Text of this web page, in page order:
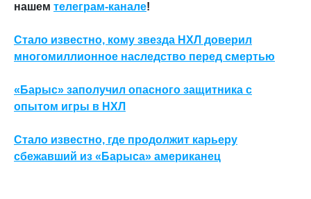
нашем телеграм-канале!
Стало известно, кому звезда НХЛ доверил
многомиллионное наследство перед смертью
«Барыс» заполучил опасного защитника с
опытом игры в НХЛ
Стало известно, где продолжит карьеру
сбежавший из «Барыса» американец